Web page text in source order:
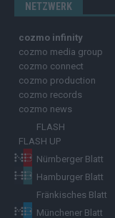
NETZWERK
cozmo infinity
cozmo media group
cozmo connect
cozmo production
cozmo records
cozmo news
FLASH
FLASH UP
Nürnberger Blatt
Hamburger Blatt
Fränkisches Blatt
Münchener Blatt